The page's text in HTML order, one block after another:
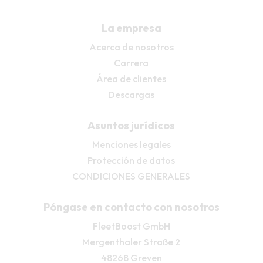
La empresa
Acerca de nosotros
Carrera
Área de clientes
Descargas
Asuntos jurídicos
Menciones legales
Protección de datos
CONDICIONES GENERALES
Póngase en contacto con nosotros
FleetBoost GmbH
Mergenthaler Straße 2
48268 Greven